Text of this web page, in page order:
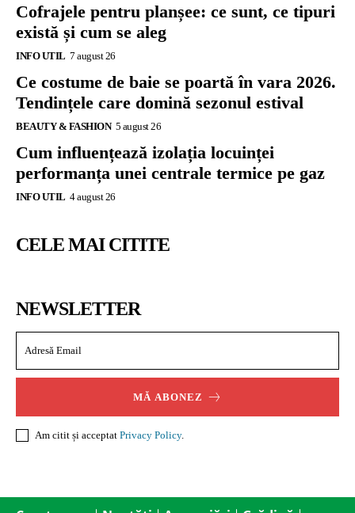
Cofrajele pentru planșee: ce sunt, ce tipuri
există și cum se aleg
INFO UTIL 7 august 26
Ce costume de baie se poartă în vara 2026.
Tendințele care domină sezonul estival
BEAUTY & FASHION 5 august 26
Cum influențează izolația locuinței
performanța unei centrale termice pe gaz
INFO UTIL 4 august 26
CELE MAI CITITE
NEWSLETTER
MĂ ABONEZ
Am citit și acceptat Privacy Policy.